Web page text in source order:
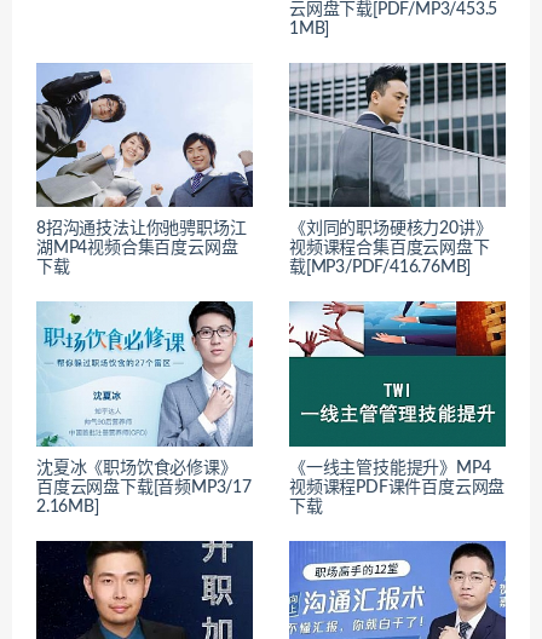
云网盘下载[PDF/MP3/453.5
1MB]
8招沟通技法让你驰骋职场江
湖MP4视频合集百度云网盘
下载
《刘同的职场硬核力20讲》
视频课程合集百度云网盘下
载[MP3/PDF/416.76MB]
沈夏冰《职场饮食必修课》
百度云网盘下载[音频MP3/17
2.16MB]
《一线主管技能提升》MP4
视频课程PDF课件百度云网盘
下载